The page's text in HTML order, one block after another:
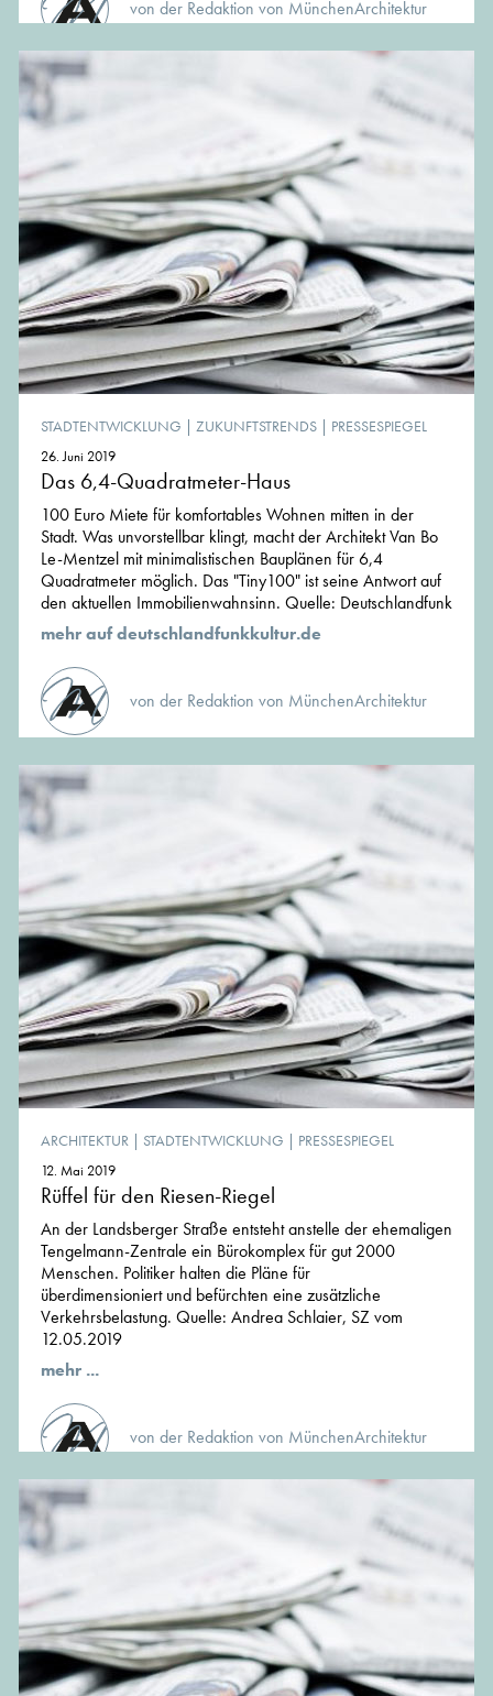
von der Redaktion von MünchenArchitektur
STADTENTWICKLUNG | ZUKUNFTSTRENDS | PRESSESPIEGEL
26. Juni 2019
Das 6,4-Quadratmeter-Haus
100 Euro Miete für komfortables Wohnen mitten in der
Stadt. Was unvorstellbar klingt, macht der Architekt Van Bo
Le-Mentzel mit minimalistischen Bauplänen für 6,4
Quadratmeter möglich. Das "Tiny100" ist seine Antwort auf
den aktuellen Immobilienwahnsinn. Quelle: Deutschlandfunk
mehr auf deutschlandfunkkultur.de
von der Redaktion von MünchenArchitektur
ARCHITEKTUR | STADTENTWICKLUNG | PRESSESPIEGEL
12. Mai 2019
Rüffel für den Riesen-Riegel
An der Landsberger Straße entsteht anstelle der ehemaligen
Tengelmann-Zentrale ein Bürokomplex für gut 2000
Menschen. Politiker halten die Pläne für
überdimensioniert und befürchten eine zusätzliche
Verkehrsbelastung. Quelle: Andrea Schlaier, SZ vom
12.05.2019
mehr ...
von der Redaktion von MünchenArchitektur